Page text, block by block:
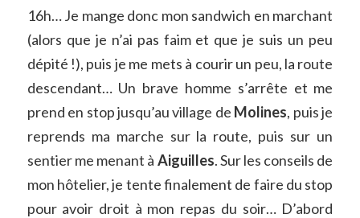
16h… Je mange donc mon sandwich en marchant
(alors que je n’ai pas faim et que je suis un peu
dépité !), puis je me mets à courir un peu, la route
descendant… Un brave homme s’arrête et me
prend en stop jusqu’au village de Molines, puis je
reprends ma marche sur la route, puis sur un
sentier me menant à Aiguilles. Sur les conseils de
mon hôtelier, je tente finalement de faire du stop
pour avoir droit à mon repas du soir… D’abord